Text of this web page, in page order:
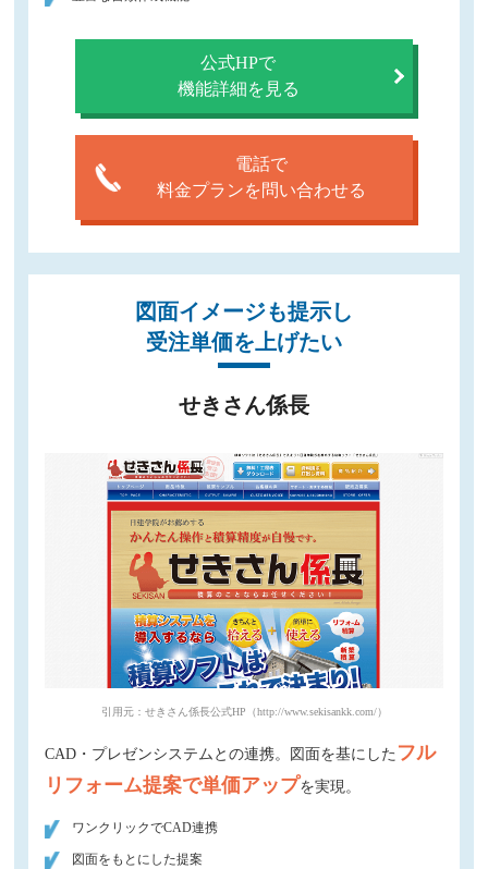
公式HPで
機能詳細を見る
電話で
料金プランを問い合わせる
図面イメージも提示し
受注単価を上げたい
せきさん係長
引用元：せきさん係長公式HP（http://www.sekisankk.com/）
CAD・プレゼンシステムとの連携。図面を基にした フル
リフォーム提案で単価アップを実現。
ワンクリックでCAD連携
図面をもとにした提案